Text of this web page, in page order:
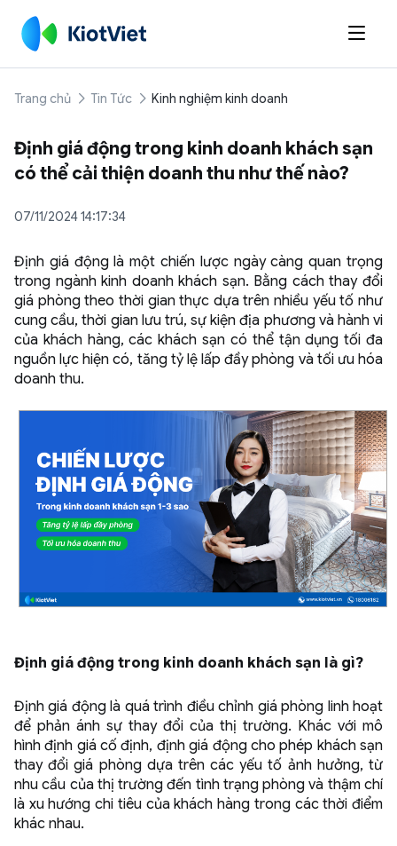

Trang chủ Tin Tức Kinh nghiệm kinh doanh
Định giá động trong kinh doanh khách sạn
có thể cải thiện doanh thu như thế nào?
07/11/2024 14:17:34
Định giá động là một chiến lược ngày càng quan trọng
trong ngành kinh doanh khách sạn. Bằng cách thay đổi
giá phòng theo thời gian thực dựa trên nhiều yếu tố như
cung cầu, thời gian lưu trú, sự kiện địa phương và hành vi
của khách hàng, các khách sạn có thể tận dụng tối đa
nguồn lực hiện có, tăng tỷ lệ lấp đầy phòng và tối ưu hóa
doanh thu.
Định giá động trong kinh doanh khách sạn là gì?
Định giá động là quá trình điều chỉnh giá phòng linh hoạt
để phản ánh sự thay đổi của thị trường. Khác với mô
hình định giá cố định, định giá động cho phép khách sạn
thay đổi giá phòng dựa trên các yếu tố ảnh hưởng, từ
nhu cầu của thị trường đến tình trạng phòng và thậm chí
là xu hướng chi tiêu của khách hàng trong các thời điểm
khác nhau.